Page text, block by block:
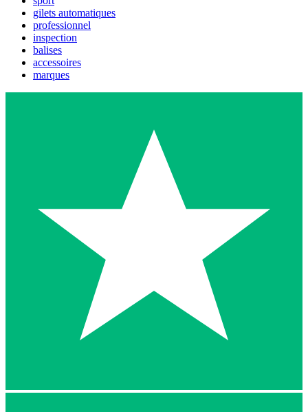
gilets automatiques
professionnel
inspection
balises
accessoires
marques